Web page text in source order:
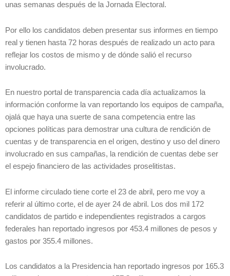
unas semanas después de la Jornada Electoral.
Por ello los candidatos deben presentar sus informes en tiempo
real y tienen hasta 72 horas después de realizado un acto para
reflejar los costos de mismo y de dónde salió el recurso
involucrado.
En nuestro portal de transparencia cada día actualizamos la
información conforme la van reportando los equipos de campaña,
ojalá que haya una suerte de sana competencia entre las
opciones políticas para demostrar una cultura de rendición de
cuentas y de transparencia en el origen, destino y uso del dinero
involucrado en sus campañas, la rendición de cuentas debe ser
el espejo financiero de las actividades proselitistas.
El informe circulado tiene corte el 23 de abril, pero me voy a
referir al último corte, el de ayer 24 de abril. Los dos mil 172
candidatos de partido e independientes registrados a cargos
federales han reportado ingresos por 453.4 millones de pesos y
gastos por 355.4 millones.
Los candidatos a la Presidencia han reportado ingresos por 165.3